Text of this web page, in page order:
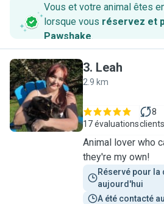
Vous et votre animal êtes
lorsque vous réservez et
Pawshake.
L
3. Leah
2.9 km
17 évaluations
8
Animal lover who
they're my own!
Réservé pour
aujourd'hui
A été contacté